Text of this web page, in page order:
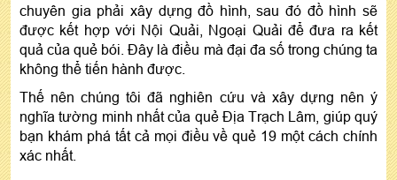
chuyên gia phải xây dựng đồ hình, sau đó đồ hình sẽ
được kết hợp với Nội Quải, Ngoại Quải để đưa ra kết
quả của quẻ bói. Đây là điều mà đại đa số trong chúng ta
không thể tiến hành được.
Thế nên chúng tôi đã nghiên cứu và xây dựng nên ý
nghĩa tường minh nhất của quẻ Địa Trạch Lâm, giúp quý
bạn khám phá tất cả mọi điều về quẻ 19 một cách chính
xác nhất.